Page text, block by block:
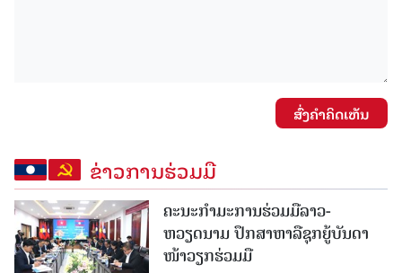
ສົ່ງຄໍາຄິດເຫັນ
ຂ່າວການຮ່ວມມື
ຄະນະກໍາມະການຮ່ວມມືລາວ-
ຫວຽດນາມ ປຶກສາຫາລືຊຸກຍູ້ບັນດາ
ໜ້າວຽກຮ່ວມມື